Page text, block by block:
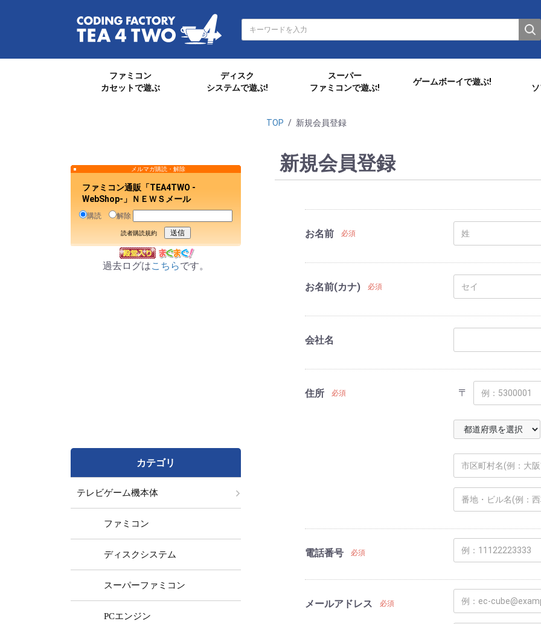
ファミコン
カセットで遊ぶ
ディスク
システムで遊ぶ!
スーパー
ファミコンで遊ぶ!
ゲームボーイで遊ぶ!
メルマガ購読・解除
ファミコン通販「TEA4TWO -
WebShop-」ＮＥＷＳメール
購読 解除
読者購読規約
過去ログはこちらです。
カテゴリ
テレビゲーム機本体
ファミコン
ディスクシステム
スーパーファミコン
PCエンジン
TOP / 新規会員登録
新規会員登録
お名前 必須
お名前(カナ) 必須
会社名
住所 必須 〒
電話番号 必須
メールアドレス 必須